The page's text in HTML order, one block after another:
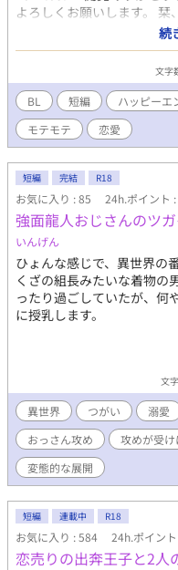
よろしくお願いします。 栞
がとうございます。
_)m 明日のおまけで完結し
ても嬉しいです。 明後日
てみてください。 (^O^)
続
文字
BL 短編 ハッピーエ
モテモテ
恋愛
短編 完結 R18
お気に入り : 85 24h.ポイント
強面龍人おじさんのツガ
いんげん
ひょんな感じで、異世界の
くざの組長みたいな着物の
ったり過ごしていたが、何
に授乳します。
文
異世界 つがい 溺愛
おっさん攻め
攻めが受
変態的な展開
短編 連載中 R18
お気に入り : 584 24h.ポイン
恋売りの出奔王子と2人